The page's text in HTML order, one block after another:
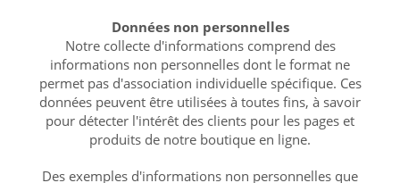
Données non personnelles
Notre collecte d'informations comprend des
informations non personnelles dont le format ne
permet pas d'association individuelle spécifique. Ces
données peuvent être utilisées à toutes fins, à savoir
pour détecter l'intérêt des clients pour les pages et
produits de notre boutique en ligne.
Des exemples d'informations non personnelles que